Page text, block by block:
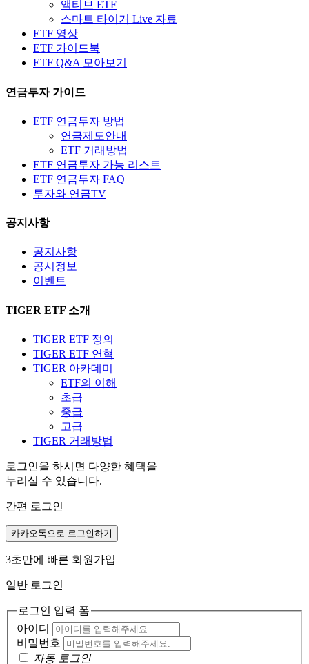
액티브 ETF
스마트 타이거 Live 자료
ETF 영상
ETF 가이드북
ETF Q&A 모아보기
연금투자 가이드
ETF 연금투자 방법
연금제도안내
ETF 거래방법
ETF 연금투자 가능 리스트
ETF 연금투자 FAQ
투자와 연금TV
공지사항
공지사항
공시정보
이벤트
TIGER ETF 소개
TIGER ETF 정의
TIGER ETF 연혁
TIGER 아카데미
ETF의 이해
초급
중급
고급
TIGER 거래방법
로그인을 하시면 다양한 혜택을
누리실 수 있습니다.
간편 로그인
카카오톡으로 로그인하기
3초만에 빠른 회원가입
일반 로그인
로그인 입력 폼
아이디
비밀번호
자동 로그인